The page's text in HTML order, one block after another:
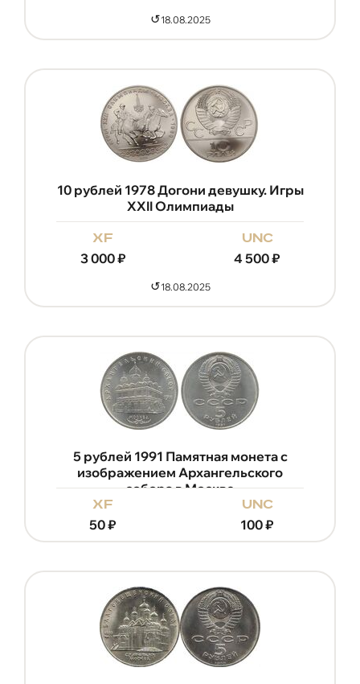
↺18.08.2025
10 рублей 1978 Догони девушку. Игры
XXII Олимпиады
xf
3 000₽
unc
4 500₽
↺18.08.2025
5 рублей 1991 Памятная монета с
изображением Архангельского
собора в Москве
xf
50₽
unc
100₽